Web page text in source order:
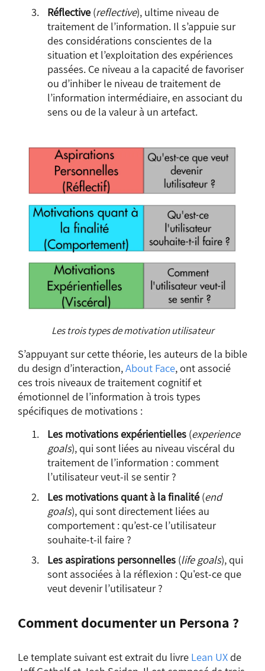
Réflective (reflective), ultime niveau de
traitement de l’information. Il s’appuie sur
des considérations conscientes de la
situation et l’exploitation des expériences
passées. Ce niveau a la capacité de favoriser
ou d’inhiber le niveau de traitement de
l’information intermédiaire, en associant du
sens ou de la valeur à un artefact.
Les trois types de motivation utilisateur
S’appuyant sur cette théorie, les auteurs de la bible
du design d’interaction,About Face, ont associé
ces trois niveaux de traitement cognitif et
émotionnel de l’information à trois types
spécifiques de motivations :
Les motivations expérientielles (experience
goals), qui sont liées au niveau viscéral du
traitement de l’information : comment
l’utilisateur veut-il se sentir ?
Les motivations quant à la finalité (end
goals), qui sont directement liées au
comportement : qu’est-ce l’utilisateur
souhaite-t-il faire ?
Les aspirations personnelles (life goals), qui
sont associées à la réflexion : Qu'est-ce que
veut devenir l’utilisateur ?
Comment documenter un Persona ?
Le template suivant est extrait du livre Lean UX de